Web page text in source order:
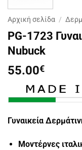
Αρχική σελίδα /
PG-1723
Nubuck
55.00€
Γυναικεία
Μοντέρνες